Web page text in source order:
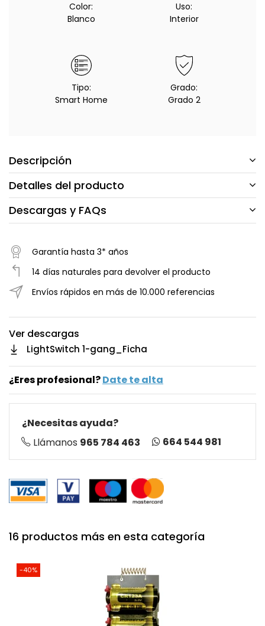
Color:
Blanco
Uso:
Interior
Tipo:
Smart Home
Grado:
Grado 2
Descripción
Detalles del producto
Descargas y FAQs
Garantía hasta 3* años
14 días naturales para devolver el producto
Envíos rápidos en más de 10.000 referencias
Ver descargas
LightSwitch 1-gang_Ficha
¿Eres profesional?Date te alta
¿Necesitas ayuda?
Llámanos 965 784 463 664 544 981
16 productos más en esta categoría
-40%